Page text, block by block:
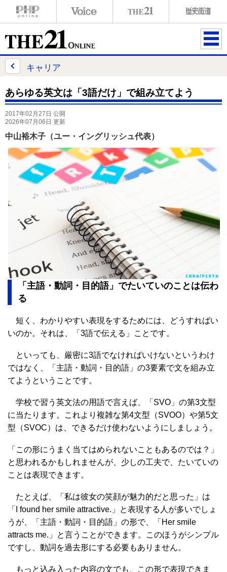
ME
キャリア
あらゆる英文は「3語だけ」で組み立てよう
2017年02月27日 公開
2026年07月06日 更新
中山裕木子（ユー・イングリッシュ代表）
「主語・動詞・目的語」でたいていのことは伝わ
る
短く、わかりやすい表現をするためには、どうすればい
いのか。それは、「3語で伝える」ことです。
といっても、厳密に3語でなければいけないというわけ
ではなく、「主語・動詞・目的語」の3要素で文を組み立
てようということです。
学校で習う英文法の用語で言えば、「SVO」の第3文型
に当たります。これより複雑な第4文型（SVOO）や第5文
型（SVOC）は、できるだけ使わないようにしましょう。
「この形にうまく当てはめられないこともあるのでは？」
と思われるかもしれませんが、少しの工夫で、たいていの
ことは表現できます。
たとえば、「私は彼女の笑顔が魅力的だと思った」は
「I found her smile attractive.」と表現する人が多いでしょ
うが、「主語・動詞・目的語」の形で、「Her smile
attracts me.」と言うことができます。このほうがシンプル
ですし、動詞を過去形にする必要もありません。
もっと込み入った内容の文でも、この形で表現できま